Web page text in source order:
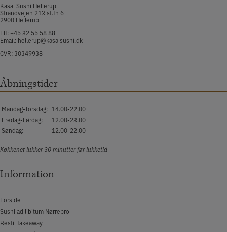
Kasai Sushi Hellerup
Strandvejen 213 st.th 6
2900 Hellerup
Tlf: +45 32 55 58 88​
Email: hellerup@kasaisushi.dk
CVR: 30349938
Åbningstider
Mandag-Torsdag: 14.00-22.00
Fredag-Lørdag:
12.00-23.00
Søndag:
12.00-22.00
Køkkenet lukker 30 minutter før lukketid
Information
Forside
Sushi ad libitum Nørrebro
Bestil takeaway